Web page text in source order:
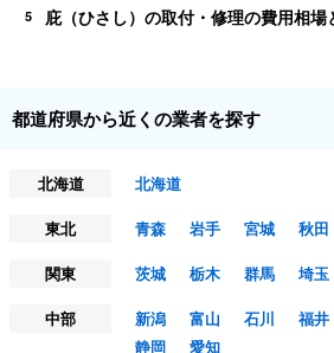
5 庇（ひさし）の取付・修理の費用相場
都道府県から近くの業者を探す
北海道
北海道
東北
青森 岩手 宮城 秋田
関東
茨城 栃木 群馬 埼玉
中部
新潟 富山 石川 福井
静岡
愛知